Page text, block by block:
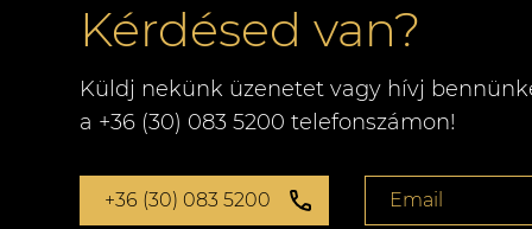
Kérdésed van?
Küldj nekünk üzenetet vagy hívj
a +36 (30) 083 5200 telefonszámon!
+36 (30) 083 5200 Email